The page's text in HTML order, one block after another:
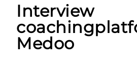
Medoo